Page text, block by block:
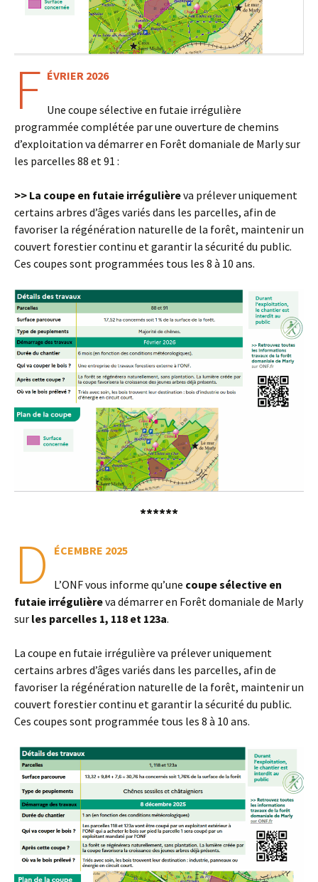
F ÉVRIER 2026
Une coupe sélective en futaie irrégulière
programmée complétée par une ouverture de chemins
d’exploitation va démarrer en Forêt domaniale de Marly sur
les parcelles 88 et 91 :
>> La coupe en futaie irrégulièreva prélever uniquement
certains arbres d’âges variés dans les parcelles, afin de
favoriser la régénération naturelle de la forêt, maintenir un
couvert forestier continu et garantir la sécurité du public.
Ces coupes sont programmées tous les 8 à 10 ans.
******
D ÉCEMBRE 2025
L’ONF vous informe qu’une coupe sélective en
futaie irrégulièreva démarrer en Forêt domaniale de Marly
sur les parcelles 1, 118 et 123a.
La coupe en futaie irrégulière va prélever uniquement
certains arbres d’âges variés dans les parcelles, afin de
favoriser la régénération naturelle de la forêt, maintenir un
couvert forestier continu et garantir la sécurité du public.
Ces coupes sont programmée tous les 8 à 10 ans.